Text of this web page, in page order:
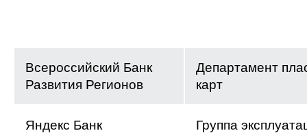
Всероссийский Банк
Развития Регионов
Департамент
карт
Яндекс Банк
Группа